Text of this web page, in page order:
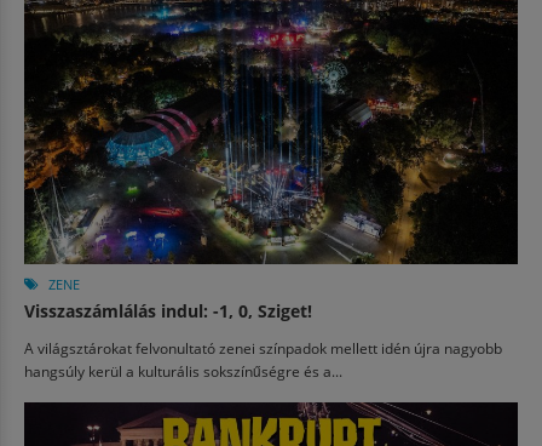
ZENE
Visszaszámlálás indul: -1, 0, Sziget!
A világsztárokat felvonultató zenei színpadok mellett idén újra nagyobb
hangsúly kerül a kulturális sokszínűségre és a...